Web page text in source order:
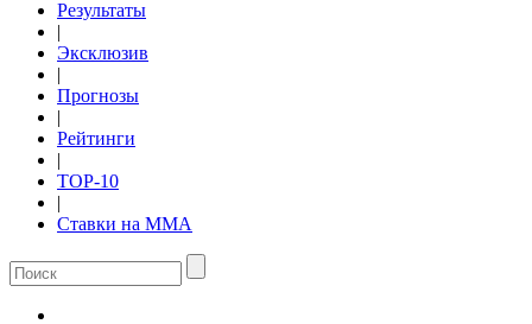
Результаты
|
Эксклюзив
|
Прогнозы
|
Рейтинги
|
TOP-10
|
Ставки на ММА